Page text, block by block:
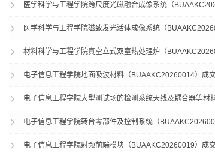
医学科学与工程学院跨尺度光磁融合成像系统（
医学科学与工程学院磁致发光活体成像系统（
材料科学与工程学院真空立式双室热处理炉（
电子信息工程学院地面吸波材料（BUAAKC20260014）成
电子信息工程学院大型测试场的检测系统天线及耦合器等
电子信息工程学院转台零部件及控制系统（
电子信息工程学院射频前端模块（BUAAKC20260019）成